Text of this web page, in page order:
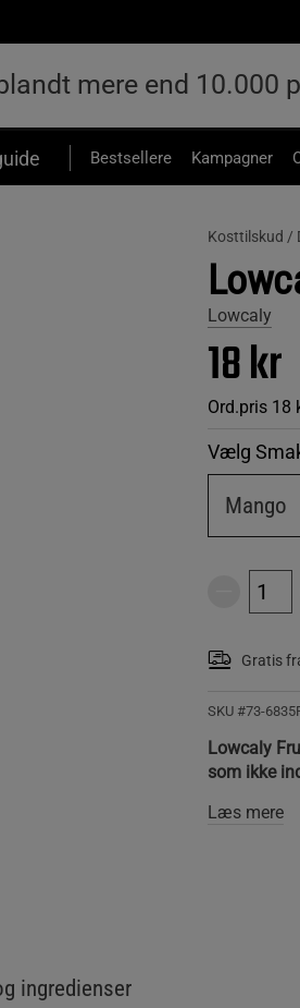
Bestsellere Kampagner
Kosttilskud /
Lowcaly
18 kr
Ord.pris 18
Vælg
Mango
Gratis
SKU #73-
Lowcaly
som ikke
Læs mere
ingredienser